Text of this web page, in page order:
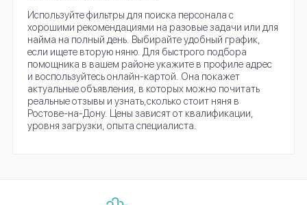
Используйте фильтры для поиска персонала с
хорошими рекомендациями на разовые задачи или для
найма на полный день. Выбирайте удобный график,
если ищете вторую няню. Для быстрого подбора
помощника в вашем районе укажите в профиле адрес
и воспользуйтесь онлайн-картой. Она покажет
актуальные объявления, в которых можно почитать
реальные отзывы и узнать,сколько стоит няня в
Ростове-на-Дону. Цены зависят от квалификации,
уровня загрузки, опыта специалиста.